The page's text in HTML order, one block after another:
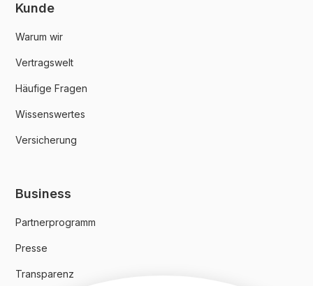
Kunde
Warum wir
Vertragswelt
Häufige Fragen
Wissenswertes
Versicherung
Business
Partnerprogramm
Presse
Transparenz